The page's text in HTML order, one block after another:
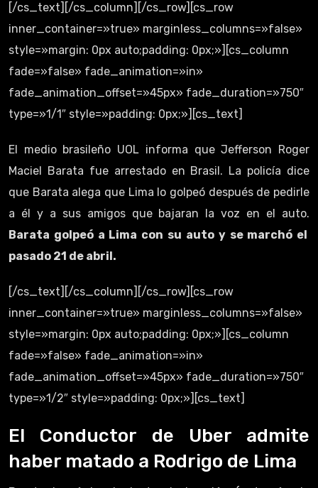
[/cs_text][/cs_column][/cs_row][cs_row
inner_container=»true» marginless_columns=»false»
style=»margin: 0px auto;padding: 0px;»][cs_column
fade=»false» fade_animation=»in»
fade_animation_offset=»45px» fade_duration=»750″
type=»1/1″ style=»padding: 0px;»][cs_text]
El medio brasileño UOL informa que Jefferson Roger
Maciel Barata fue arrestado en Brasil. La policía dice
que Barata alega que Lima lo golpeó después de pedirle
a él y a sus amigos que bajaran la voz en el auto.
Barata golpeó a Lima con su auto y se marchó el
pasado 21 de abril.
[/cs_text][/cs_column][/cs_row][cs_row
inner_container=»true» marginless_columns=»false»
style=»margin: 0px auto;padding: 0px;»][cs_column
fade=»false» fade_animation=»in»
fade_animation_offset=»45px» fade_duration=»750″
type=»1/2″ style=»padding: 0px;»][cs_text]
El Conductor de Uber admite
haber matado a Rodrigo de Lima